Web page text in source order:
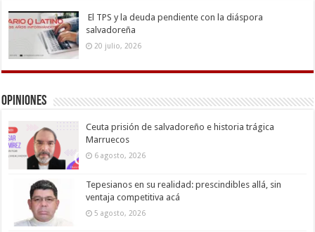
El TPS y la deuda pendiente con la diáspora
salvadoreña
20 julio, 2026
Opiniones
Ceuta prisión de salvadoreño e historia trágica
Marruecos
6 agosto, 2026
Tepesianos en su realidad: prescindibles allá, sin
ventaja competitiva acá
5 agosto, 2026